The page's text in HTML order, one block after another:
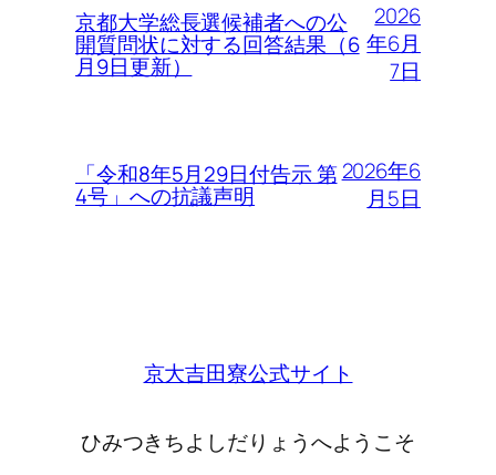
京都大学総長選候補者への公
開質問状に対する回答結果（6
月9日更新）
2026
年6月
7日
「令和8年5月29日付告示 第
4号」への抗議声明
2026年6
月5日
京大吉田寮公式サイト
ひみつきちよしだりょうへようこそ